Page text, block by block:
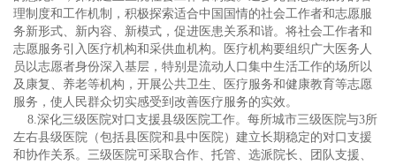
理制度和工作机制，积极探索适合中国国情的社会工作者和志愿服
务新形式、新内容、新模式，促进医患关系和谐。将社会工作者和
志愿服务引入医疗机构和采供血机构。医疗机构要组织广大医务人
员以志愿者身份深入基层，特别是流动人口集中生活工作的场所以
及康复、养老等机构，开展公共卫生、医疗服务和健康教育等志愿
服务，使人民群众切实感受到改善医疗服务的实效。
8.深化三级医院对口支援县级医院工作。每所城市三级医院与3所
左右县级医院（包括县医院和县中医院）建立长期稳定的对口支援
和协作关系。三级医院可采取合作、托管、选派院长、团队支援、